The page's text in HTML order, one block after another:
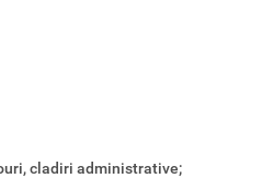
cladiri administrative;